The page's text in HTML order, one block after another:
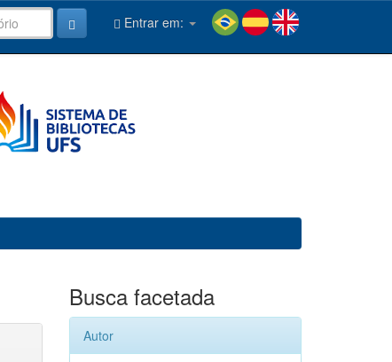
Entrar em:
Busca facetada
Autor